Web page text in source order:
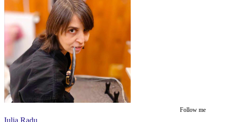
Follow me
Iulia Radu